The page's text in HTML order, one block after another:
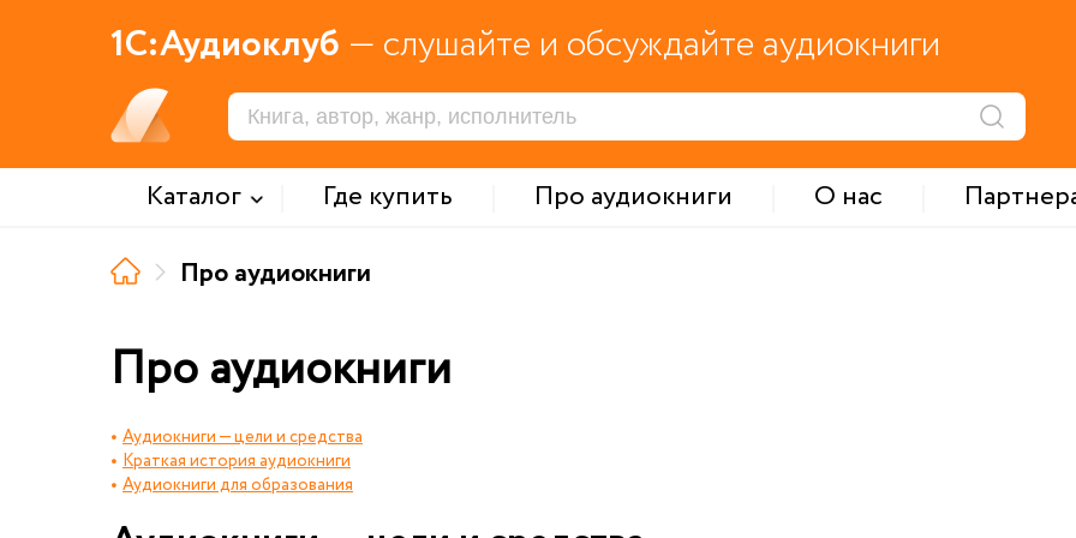
1С:Аудиоклуб — слушайте и обсуждайте аудиокниги
Каталог Где купить Про аудиокниги О нас
Про аудиокниги
Про аудиокниги
Аудиокниги — цели и средства
Краткая история аудиокниги
Аудиокниги для образования